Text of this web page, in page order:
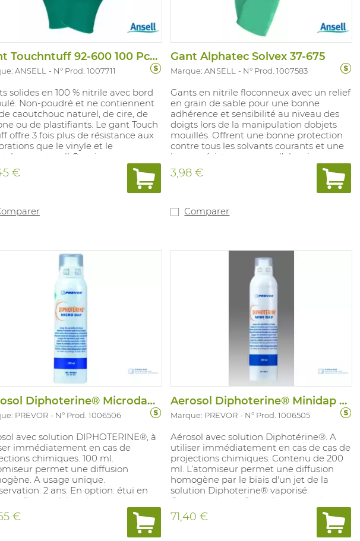
Gant Touchntuff 92-600 100 Pcs/Disp
ANSELL N° Prod. 1007711
solides en 100 % nitrile avec bord
Non-poudré et ne contiennent
caoutchouc naturel, de cire, de
ou de plastifiants. Le gant Touch
offre 3 fois plus de résistance aux
que le vinyle et le
naturel! Conviennent pour
en laboratoire, l'industrie
les services durgence,
6,5 - 7 / 7,5 - 8 / 8,5 - 9 / 9,5 /
€
Gant Alphatec Solvex 37-675
Marque: ANSELL N° Prod. 1007583
Gants en nitrile floconneux avec un relief
en grain de sable pour une bonne
adhérence et sensibilité au niveau des
doigts lors de la manipulation dobjets
mouillés. Offrent une bonne protection
contre tous les solvants courants et une
bonne résistance contre l'abrasion.
Conviennent pour une protection contre
les produits chimiques. Conv iennent
pour l'industrie (pétro)chimique et pour
Couleurs: vert. Longueur 33 cm, poids 0
3,98 €
Comparer
Aerosol Diphoterine® Microdap 100ML
PREVOR N° Prod. 1006506
avec solution DIPHOTERINE®, à
immédiatement en cas de
chimiques. 100 ml.
permet une diffusion
A usage unique.
2 ans. En option: étui en
pour fixation à la ceinture.
le lavage dans la première
qui suit l'accident chimique +
la totalité du conditionnement +
€
Aerosol Diphoterine® Minidap 200ML
Marque: PREVOR N° Prod. 1006505
Aérosol avec solution Diphotérine®. A
utiliser immédiatement en cas de cas de
projections chimiques. Contenu de 200
ml. L’atomiseur permet une diffusion
homogène par le biais d'un jet de la
solution Diphoterine® vaporisé.
Conservation de 2 ans, à usage unique.
Disponible en option: étui en cuir pour
une fixation à la ceinture d'un pantalon.
71,40 €